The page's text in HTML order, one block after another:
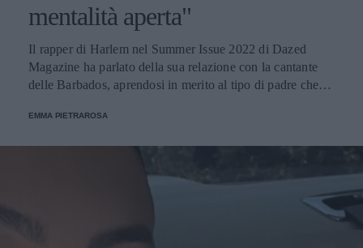
mentalità aperta"
Il rapper di Harlem nel Summer Issue 2022 di Dazed
Magazine ha parlato della sua relazione con la cantante
delle Barbados, aprendosi in merito al tipo di padre che
maggio.
EMMA PIETRAROSA